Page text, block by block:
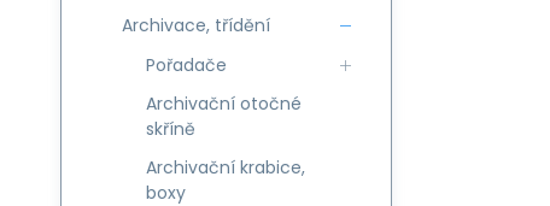
Archivace, třídění
Pořadače
Archivační otočné
skříně
Archivační krabice,
boxy